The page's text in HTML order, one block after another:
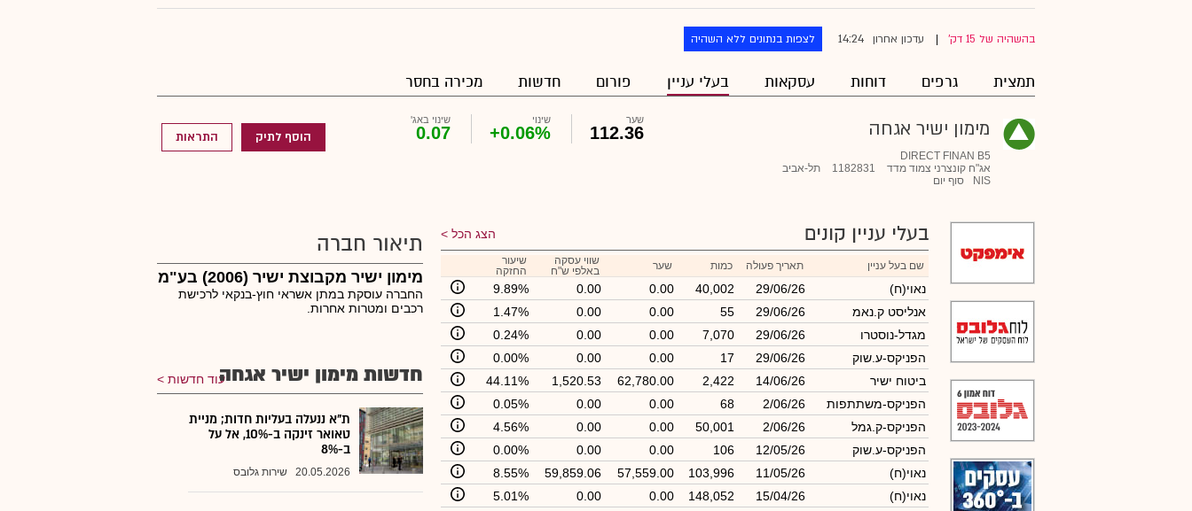
בהשהיה של 15 דק' עדכון אחרון 14:24 לצפות בנתונים ללא השהיה
תמצית גרפים דוחות עסקאות בעלי עניין פורום חדשות מכירה בחסר
מימון ישיר אגחה
DIRECT FINAN B5
אג"ח קונצרני צמוד מדד
1182831
תל-אביב
NIS
סוף יום
שער
112.36
שינוי
+0.06%
שינוי באג'
0.07 הוסף לתיק התראות
בעלי עניין קונים הצג הכל
שם בעל עניין תאריך פעולה כמות שער
שווי עסקה
באלפי ש"ח
שיעור
החזקה
(נאוי(ח 29/06/26
40,002
0.00
0.00
9.89%
אנליסט ק.נאמ
29/06/26
55
0.00
0.00
1.47%
מגדל-נוסטרו
29/06/26
7,070
0.00
0.00
0.24%
הפניקס-ע.שוק
29/06/26
17
0.00
0.00
0.00%
ביטוח ישיר
14/06/26
2,422
62,780.00
1,520.53
44.11%
הפניקס-משתתפות
2/06/26
68
0.00
0.00
0.05%
הפניקס-ק.גמל
2/06/26
50,001
0.00
0.00
4.56%
הפניקס-ע.שוק
12/05/26
106
0.00
0.00
0.00%
(נאוי(ח
11/05/26
103,996
57,559.00
59,859.06
8.55%
(נאוי(ח
15/04/26
148,052
0.00
0.00
5.01%
תיאור חברה
מימון ישיר מקבוצת ישיר (2006) בע"מ
החברה עוסקת במתן אשראי חוץ-בנקאי לרכישת
רכבים ומטרות אחרות.
חדשות מימון ישיר אגחהעוד חדשות
ת"א ננעלה בעליות חדות; מניית
טאואר זינקה ב-10%, אל על
ב-8%
20.05.2026 שירות גלובס